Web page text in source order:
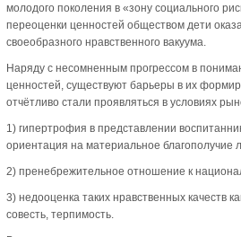
молодого поколения в «зону социального
переоценки ценностей обществом дети
своеобразного нравственного вакуума.
Наряду с несомненным прогрессом в
ценностей, существуют барьеры в их
отчётливо стали проявляться в условиях
1) гипертрофия в представлении
ориентация на материальное благополучие
2) пренебрежительное отношение к
3) недооценка таких нравственных качеств
совесть, терпимость.